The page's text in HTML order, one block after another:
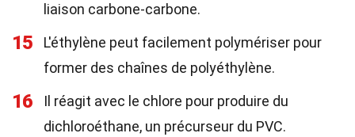
liaison carbone-carbone.
15
L'éthylène peut facilement polymériser pour
former des chaînes de polyéthylène.
16
Il réagit avec le chlore pour produire du
dichloroéthane, un précurseur du PVC.